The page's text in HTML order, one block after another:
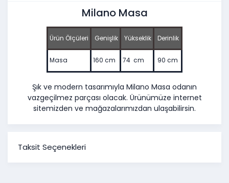
Milano Masa
Ürün Ölçüleri Genişlik Yükseklik Derinlik
Masa 160 cm 74 cm 90 cm
Şık ve modern tasarımıyla Milano Masa odanın
vazgeçilmez parçası olacak. Ürünümüze internet
sitemizden ve mağazalarımızdan ulaşabilirsin.
Taksit Seçenekleri